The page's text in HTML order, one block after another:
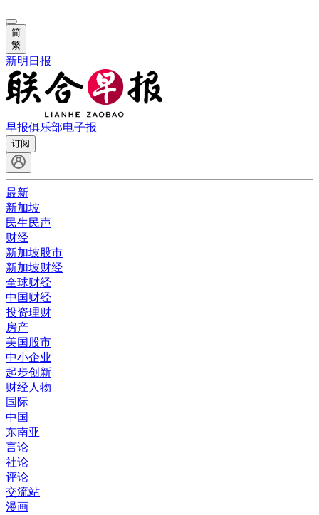
简
繁
新明日报
早报俱乐部电子报
订阅
最新
新加坡
民生民声
财经
新加坡股市
新加坡财经
全球财经
中国财经
投资理财
房产
美国股市
中小企业
起步创新
财经人物
国际
中国
东南亚
言论
社论
评论
交流站
漫画